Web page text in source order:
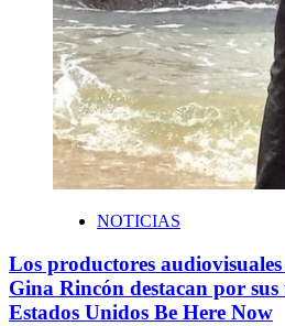
NOTICIAS
Los productores
Gina Rincón destacan por
Estados Unidos Be Here Now